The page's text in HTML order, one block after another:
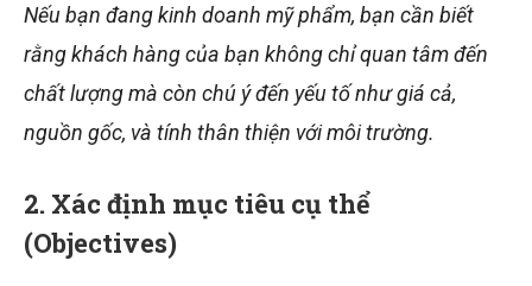
Nếu bạn đang kinh doanh mỹ phẩm, bạn cần biết
rằng khách hàng của bạn không chỉ quan tâm đến
chất lượng mà còn chú ý đến yếu tố như giá cả,
nguồn gốc, và tính thân thiện với môi trường.
2. Xác định mục tiêu cụ thể
(Objectives)